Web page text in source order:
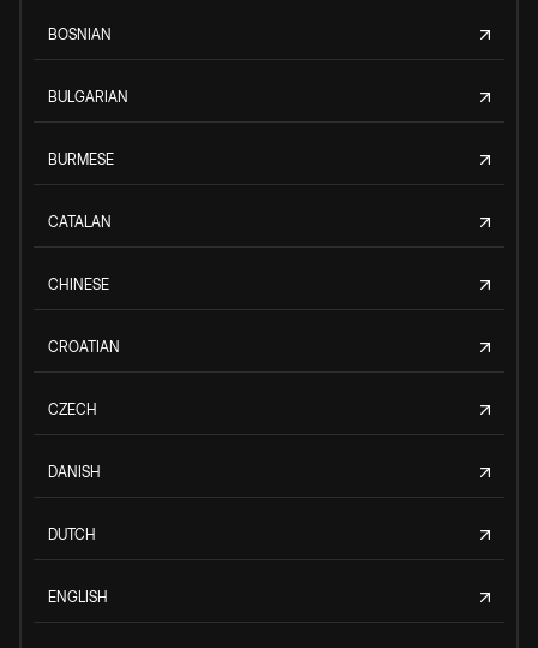
BOSNIAN
BULGARIAN
BURMESE
CATALAN
CHINESE
CROATIAN
CZECH
DANISH
DUTCH
ENGLISH